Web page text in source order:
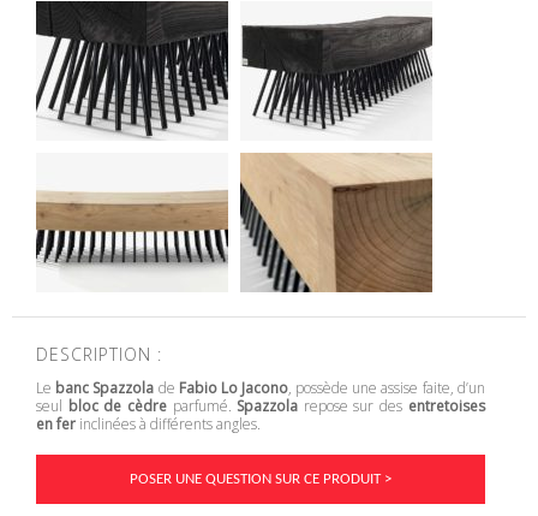
DESCRIPTION :
Le banc Spazzola de Fabio Lo Jacono, possède une assise faite, d’un
seul bloc de cèdreparfumé. Spazzola repose sur des entretoises
en fer inclinées à différents angles.
POSER UNE QUESTION SUR CE PRODUIT >